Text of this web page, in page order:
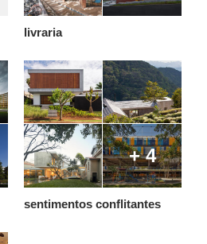
livraria
+ 4
sentimentos conflitantes